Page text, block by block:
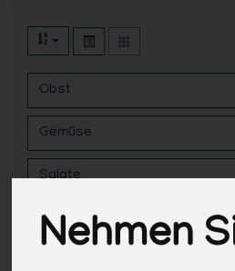
Nehmen
Obst
Gemüse
Salate
Kräuter